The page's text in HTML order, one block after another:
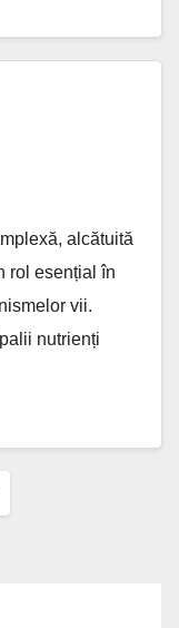
alcătuită
rol esențial în
vii.
nutrienți